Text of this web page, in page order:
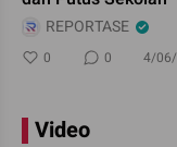
REPORTASE
0 0 4/
Video